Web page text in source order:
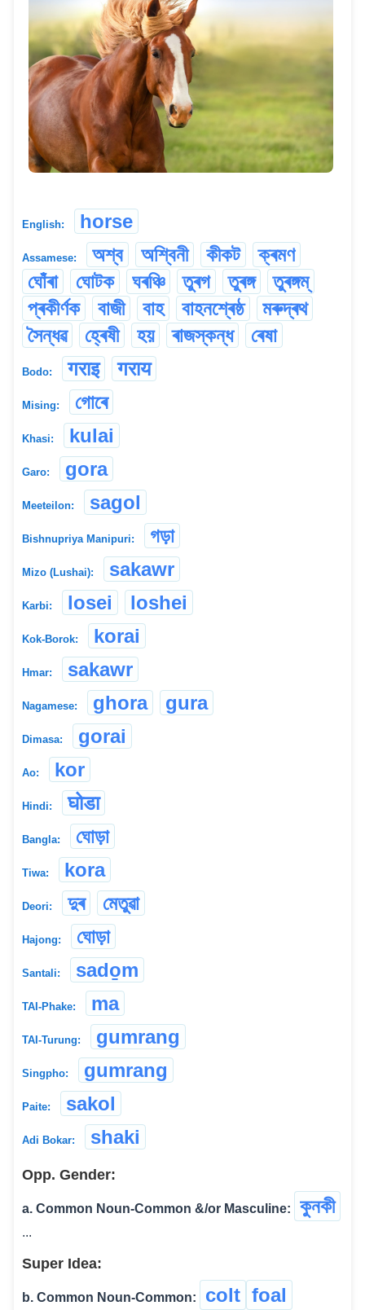
English: horse
Assamese: অশ্ব অশ্বিনী কীকট
ক্ৰমণ
ঘোঁৰা
ঘোটক ঘৰঞ্চি তুৰগ তুৰঙ্গ
তুৰঙ্গম্
প্ৰকীৰ্ণক
বাজী বাহ বাহনশ্ৰেষ্ঠ
মৰুদ্ৰথ
সৈন্ধৱ
হ্ৰেষী হয় ৰাজস্কন্ধ ৰেষা
Bodo: गराइ गराय
Mising: গোৰে
Khasi: kulai
Garo: gora
Meeteilon: sagol
Bishnupriya Manipuri: গড়া
Mizo (Lushai): sakawr
Karbi: losei loshei
Kok-Borok: korai
Hmar: sakawr
Nagamese: ghora gura
Dimasa: gorai
Ao: kor
Hindi: घोडा
Bangla: ঘোড়া
Tiwa: kora
Deori: দুৰ মেতুৱা
Hajong: ঘোড়া
Santali: sado̱m
TAI-Phake: ma
TAI-Turung: gumrang
Singpho: gumrang
Paite: sakol
Adi Bokar: shaki
Opp. Gender:
a. Common Noun-Common &/or Masculine: কুনকী
...
Super Idea:
b. Common Noun-Common: colt foal